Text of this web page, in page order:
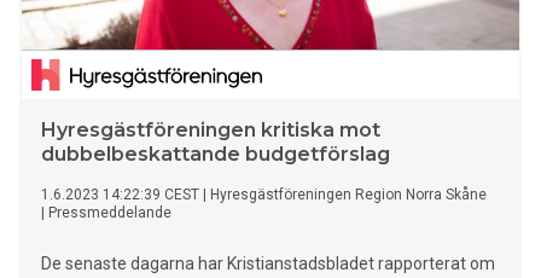
Hyresgästföreningen kritiska mot
dubbelbeskattande budgetförslag
1.6.2023 14:22:39 CEST
Hyresgästföreningen Region Norra Skåne
Pressmeddelande
De senaste dagarna har Kristianstadsbladet rapporterat om